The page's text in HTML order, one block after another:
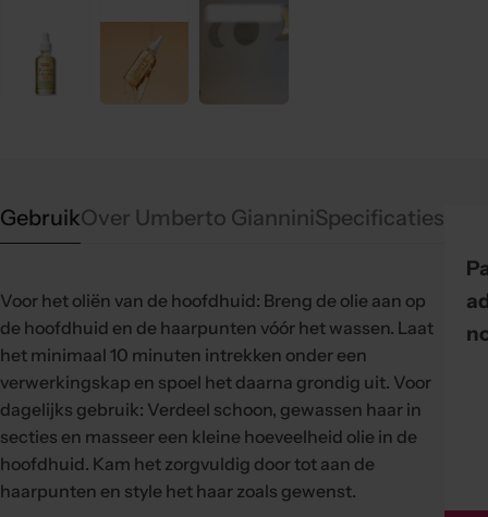
GebruikOver Umberto GianniniSpecificaties
Voor het oliën van de hoofdhuid: Breng de olie aan op
de hoofdhuid en de haarpunten vóór het wassen. Laat
het minimaal 10 minuten intrekken onder een
verwerkingskap en spoel het daarna grondig uit. Voor
dagelijks gebruik: Verdeel schoon, gewassen haar in
secties en masseer een kleine hoeveelheid olie in de
hoofdhuid. Kam het zorgvuldig door tot aan de
haarpunten en style het haar zoals gewenst.